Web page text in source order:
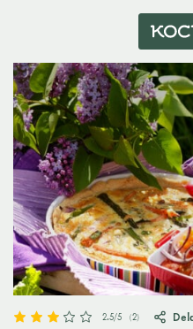
2.5/5 (2)